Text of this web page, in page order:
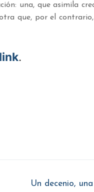
una, que asimila
que, por el
link.
Entrada
Un decenio,